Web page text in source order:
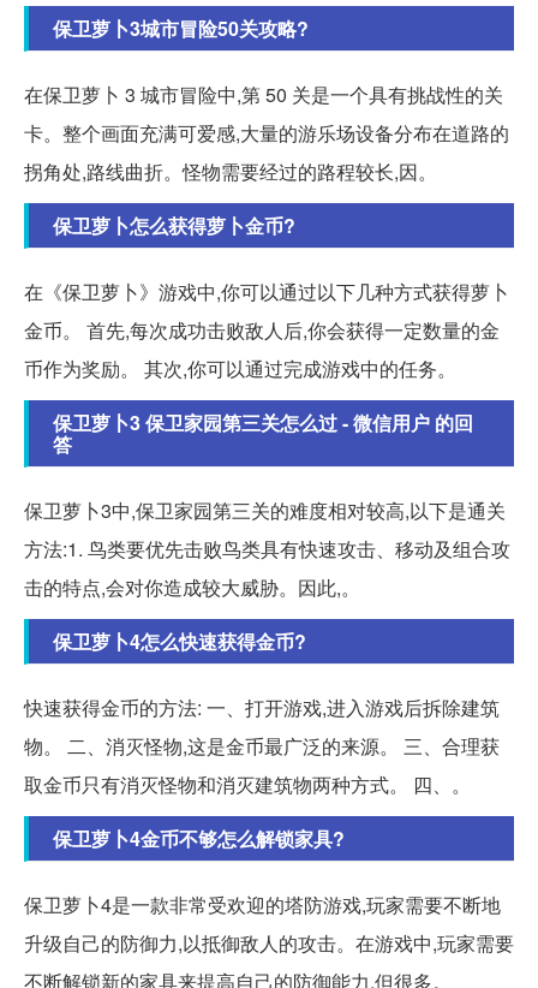
保卫萝卜3城市冒险50关攻略?
在保卫萝卜 3 城市冒险中,第 50 关是一个具有挑战性的关
卡。整个画面充满可爱感,大量的游乐场设备分布在道路的
拐角处,路线曲折。怪物需要经过的路程较长,因。
保卫萝卜怎么获得萝卜金币?
在《保卫萝卜》游戏中,你可以通过以下几种方式获得萝卜
金币。 首先,每次成功击败敌人后,你会获得一定数量的金
币作为奖励。 其次,你可以通过完成游戏中的任务。
保卫萝卜3 保卫家园第三关怎么过 - 微信用户 的回
答
保卫萝卜3中,保卫家园第三关的难度相对较高,以下是通关
方法:1. 鸟类要优先击败鸟类具有快速攻击、移动及组合攻
击的特点,会对你造成较大威胁。因此,。
保卫萝卜4怎么快速获得金币?
快速获得金币的方法: 一、打开游戏,进入游戏后拆除建筑
物。 二、消灭怪物,这是金币最广泛的来源。 三、合理获
取金币只有消灭怪物和消灭建筑物两种方式。 四、。
保卫萝卜4金币不够怎么解锁家具?
保卫萝卜4是一款非常受欢迎的塔防游戏,玩家需要不断地
升级自己的防御力,以抵御敌人的攻击。在游戏中,玩家需要
不断解锁新的家具来提高自己的防御能力,但很多。